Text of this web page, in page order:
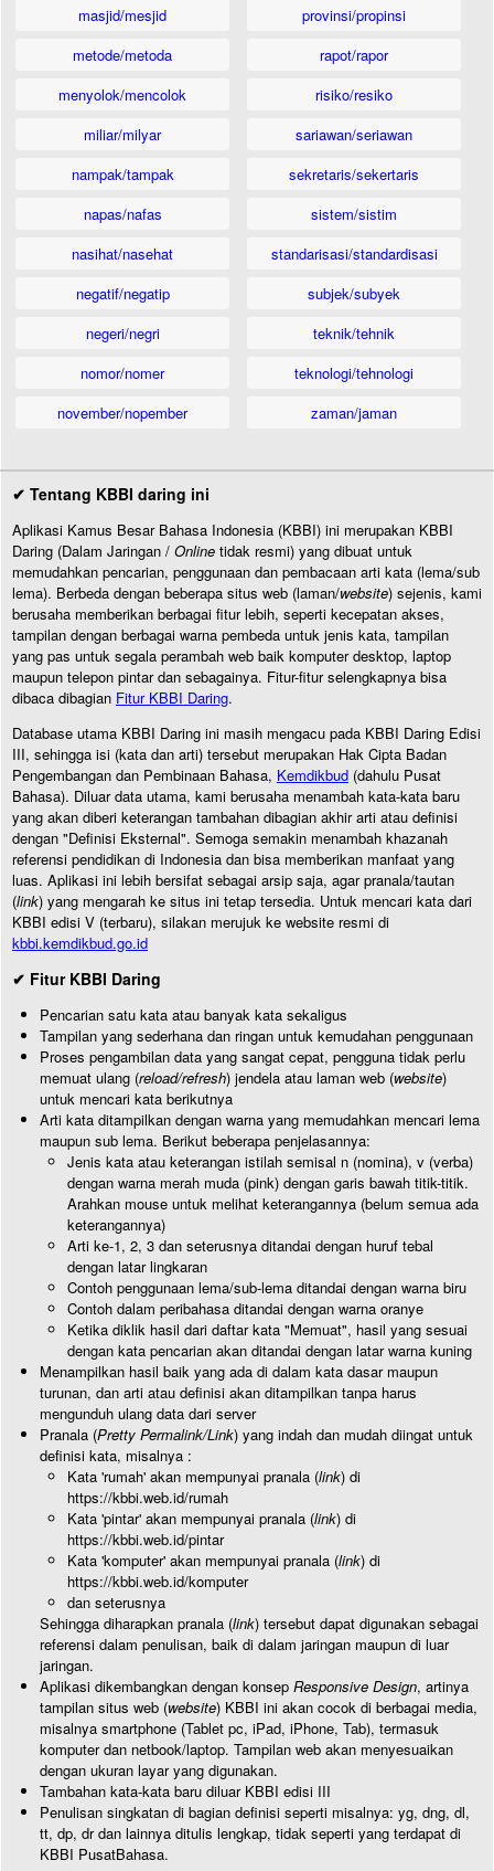
masjid/mesjid
metode/metoda
menyolok/mencolok
miliar/milyar
nampak/tampak
napas/nafas
nasihat/nasehat
negatif/negatip
negeri/negri
nomor/nomer
november/nopember
provinsi/propinsi
rapot/rapor
risiko/resiko
sariawan/seriawan
sekretaris/sekertaris
sistem/sistim
standarisasi/standardisasi
subjek/subyek
teknik/tehnik
teknologi/tehnologi
zaman/jaman
✔ Tentang KBBI daring ini
Aplikasi Kamus Besar Bahasa Indonesia (KBBI) ini merupakan KBBI
Daring (Dalam Jaringan / Online tidak resmi) yang dibuat untuk
memudahkan pencarian, penggunaan dan pembacaan arti kata (lema/sub
lema). Berbeda dengan beberapa situs web (laman/website) sejenis, kami
berusaha memberikan berbagai fitur lebih, seperti kecepatan akses,
tampilan dengan berbagai warna pembeda untuk jenis kata, tampilan
yang pas untuk segala perambah web baik komputer desktop, laptop
maupun telepon pintar dan sebagainya. Fitur-fitur selengkapnya bisa
dibaca dibagian Fitur KBBI Daring.
Database utama KBBI Daring ini masih mengacu pada KBBI Daring Edisi
III, sehingga isi (kata dan arti) tersebut merupakan Hak Cipta Badan
Pengembangan dan Pembinaan Bahasa, Kemdikbud (dahulu Pusat
Bahasa). Diluar data utama, kami berusaha menambah kata-kata baru
yang akan diberi keterangan tambahan dibagian akhir arti atau definisi
dengan "Definisi Eksternal". Semoga semakin menambah khazanah
referensi pendidikan di Indonesia dan bisa memberikan manfaat yang
luas. Aplikasi ini lebih bersifat sebagai arsip saja, agar pranala/tautan
(link) yang mengarah ke situs ini tetap tersedia. Untuk mencari kata dari
KBBI edisi V (terbaru), silakan merujuk ke website resmi di
kbbi.kemdikbud.go.id
✔ Fitur KBBI Daring
Pencarian satu kata atau banyak kata sekaligus
Tampilan yang sederhana dan ringan untuk kemudahan penggunaan
Proses pengambilan data yang sangat cepat, pengguna tidak perlu
memuat ulang (reload/refresh) jendela atau laman web (website)
untuk mencari kata berikutnya
Arti kata ditampilkan dengan warna yang memudahkan mencari lema
maupun sub lema. Berikut beberapa penjelasannya:
Jenis kata atau keterangan istilah semisal n (nomina), v (verba)
dengan warna merah muda (pink) dengan garis bawah titik-titik.
Arahkan mouse untuk melihat keterangannya (belum semua ada
keterangannya)
Arti ke-1, 2, 3 dan seterusnya ditandai dengan huruf tebal
dengan latar lingkaran
Contoh penggunaan lema/sub-lema ditandai dengan warna biru
Contoh dalam peribahasa ditandai dengan warna oranye
Ketika diklik hasil dari daftar kata "Memuat", hasil yang sesuai
dengan kata pencarian akan ditandai dengan latar warna kuning
Menampilkan hasil baik yang ada di dalam kata dasar maupun
turunan, dan arti atau definisi akan ditampilkan tanpa harus
mengunduh ulang data dari server
Pranala (Pretty Permalink/Link) yang indah dan mudah diingat untuk
definisi kata, misalnya :
Kata 'rumah' akan mempunyai pranala (link) di
https://kbbi.web.id/rumah
Kata 'pintar' akan mempunyai pranala (link) di
https://kbbi.web.id/pintar
Kata 'komputer' akan mempunyai pranala (link) di
https://kbbi.web.id/komputer
dan seterusnya
Sehingga diharapkan pranala (link) tersebut dapat digunakan sebagai
referensi dalam penulisan, baik di dalam jaringan maupun di luar
jaringan.
Aplikasi dikembangkan dengan konsep Responsive Design, artinya
tampilan situs web (website) KBBI ini akan cocok di berbagai media,
misalnya smartphone (Tablet pc, iPad, iPhone, Tab), termasuk
komputer dan netbook/laptop. Tampilan web akan menyesuaikan
dengan ukuran layar yang digunakan.
Tambahan kata-kata baru diluar KBBI edisi III
Penulisan singkatan di bagian definisi seperti misalnya: yg, dng, dl,
tt, dp, dr dan lainnya ditulis lengkap, tidak seperti yang terdapat di
KBBI PusatBahasa.